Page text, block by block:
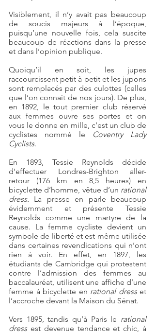
Visiblement, il n’y avait pas beaucoup
de soucis majeurs à l’époque,
puisqu’une nouvelle fois, cela suscite
beaucoup de réactions dans la presse
et dans l’opinion publique.
Quoiqu’il en soit, les jupes
raccourcissent petit à petit et les jupons
sont remplacés par des culottes (celles
que l’on connait de nos jours). De plus,
en 1892, le tout premier club réservé
aux femmes ouvre ses portes et on
vous le donne en mille, c’est un club de
cyclistes nommé le
Coventry Lady
Cyclists.
En 1893, Tessie Reynolds décide
d’effectuer Londres-Brighton aller-
retour (176 km en 8,5 heures) en
bicyclette d’homme, vêtue d’un rational
dress. La presse en parle beaucoup
évidemment et présente Tessie
Reynolds comme une martyre de la
cause. La femme cycliste devient un
symbole de liberté et est même utilisée
dans certaines revendications qui n’ont
rien à voir. En effet, en 1897, les
étudiants de Cambridge qui protestent
contre l’admission des femmes au
baccalauréat, utilisent une affiche d’une
femme à bicyclette en rational dress et
l’accroche devant la Maison du Sénat.
Vers 1895, tandis qu’à Paris le rational
dress est devenue tendance et chic, à